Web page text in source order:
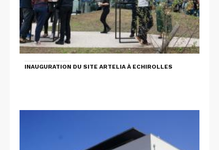
INAUGURATION DU SITE ARTELIA À ECHIROLLES